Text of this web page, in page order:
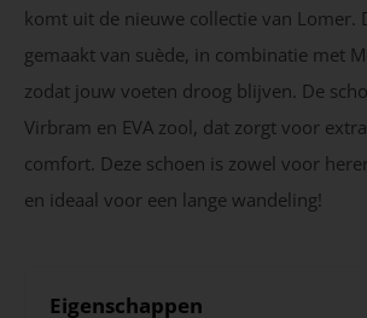
komt uit de nieuwe collectie van Lomer.
gemaakt van suède, in combinatie met
zodat jouw voeten droog blijven. De
Virbram en EVA zool, dat zorgt voor
comfort. Deze schoen is zowel voor
en ideaal voor een lange wandeling!
Eigenschappen